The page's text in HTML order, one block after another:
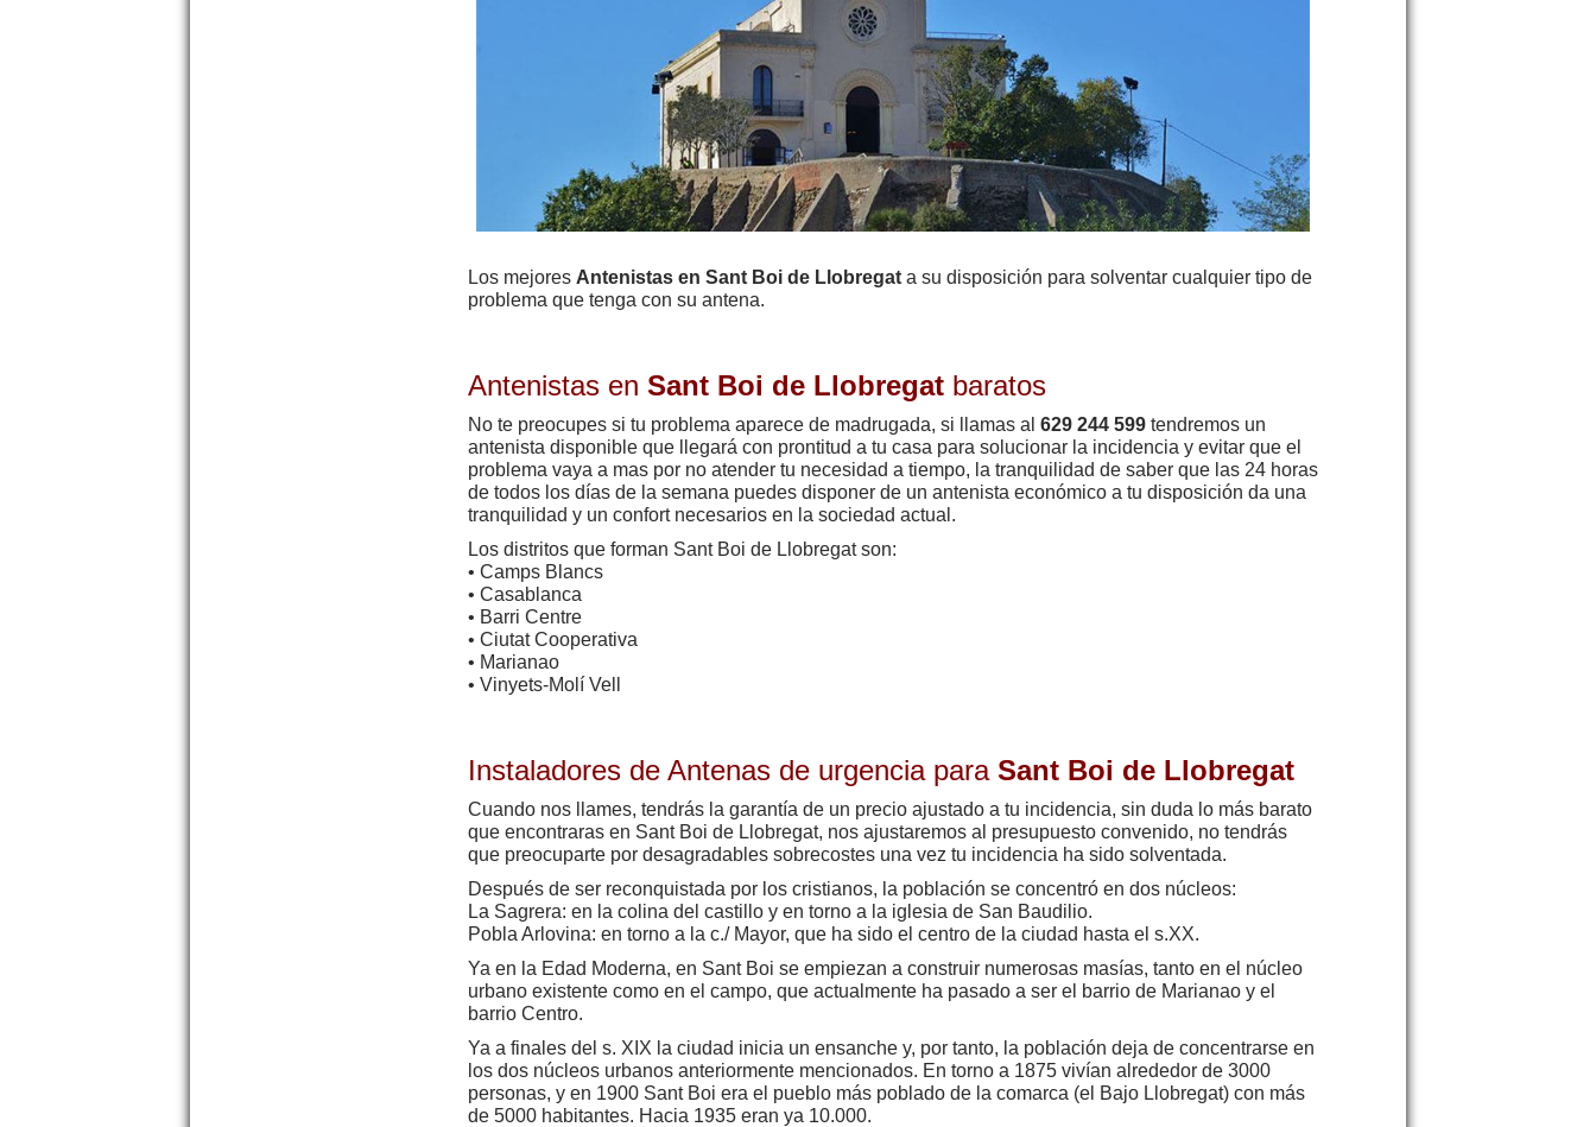
Los mejores Antenistas en Sant Boi de Llobregat a su disposición para solventar cualquier tipo de
problema que tenga con su antena.
Antenistas en Sant Boi de Llobregat baratos
No te preocupes si tu problema aparece de madrugada, si llamas al 629 244 599 tendremos un
antenista disponible que llegará con prontitud a tu casa para solucionar la incidencia y evitar que el
problema vaya a mas por no atender tu necesidad a tiempo, la tranquilidad de saber que las 24 horas
de todos los días de la semana puedes disponer de un antenista económico a tu disposición da una
tranquilidad y un confort necesarios en la sociedad actual.
Los distritos que forman Sant Boi de Llobregat son:
• Camps Blancs
• Casablanca
• Barri Centre
• Ciutat Cooperativa
• Marianao
• Vinyets-Molí Vell
Instaladores de Antenas de urgencia para Sant Boi de Llobregat
Cuando nos llames, tendrás la garantía de un precio ajustado a tu incidencia, sin duda lo más barato
que encontraras en Sant Boi de Llobregat, nos ajustaremos al presupuesto convenido, no tendrás
que preocuparte por desagradables sobrecostes una vez tu incidencia ha sido solventada.
Después de ser reconquistada por los cristianos, la población se concentró en dos núcleos:
La Sagrera: en la colina del castillo y en torno a la iglesia de San Baudilio.
Pobla Arlovina: en torno a la c./ Mayor, que ha sido el centro de la ciudad hasta el s.XX.
Ya en la Edad Moderna, en Sant Boi se empiezan a construir numerosas masías, tanto en el núcleo
urbano existente como en el campo, que actualmente ha pasado a ser el barrio de Marianao y el
barrio Centro.
Ya a finales del s. XIX la ciudad inicia un ensanche y, por tanto, la población deja de concentrarse en
los dos núcleos urbanos anteriormente mencionados. En torno a 1875 vivían alrededor de 3000
personas, y en 1900 Sant Boi era el pueblo más poblado de la comarca (el Bajo Llobregat) con más
de 5000 habitantes. Hacia 1935 eran ya 10.000.